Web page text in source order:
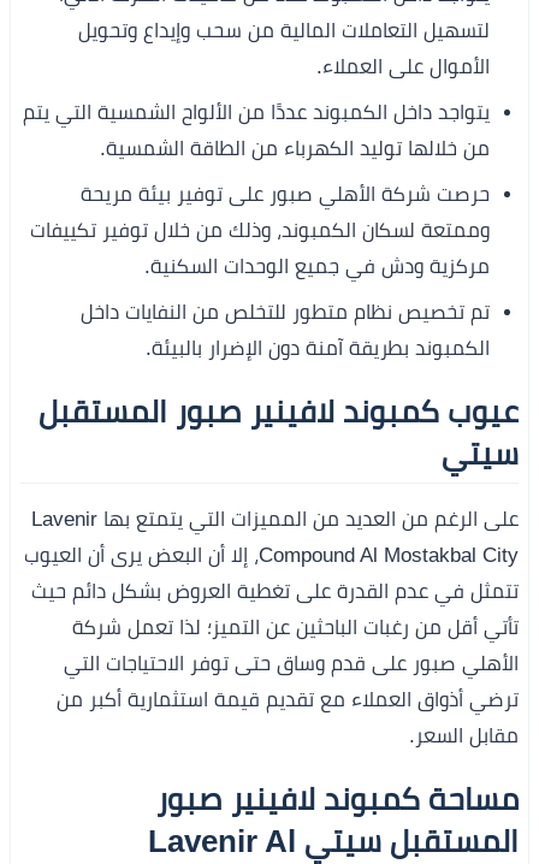
لتسهيل التعاملات المالية من سحب وإيداع وتحويل
الأموال على العملاء.
يتواجد داخل الكمبوند عددًا من الألواح الشمسية التي يتم
من خلالها توليد الكهرباء من الطاقة الشمسية.
حرصت شركة الأهلي صبور على توفير بيئة مريحة
وممتعة لسكان الكمبوند، وذلك من خلال توفير تكييفات
مركزية ودش في جميع الوحدات السكنية.
تم تخصيص نظام متطور للتخلص من النفايات داخل
الكمبوند بطريقة آمنة دون الإضرار بالبيئة.
عيوب كمبوند لافينير صبور المستقبل
سيتي
على الرغم من العديد من المميزات التي يتمتع بها Lavenir
Compound Al Mostakbal City، إلا أن البعض يرى أن العيوب
تتمثل في عدم القدرة على تغطية العروض بشكل دائم حيث
تأتي أقل من رغبات الباحثين عن التميز؛ لذا تعمل شركة
الأهلي صبور على قدم وساق حتى توفر الاحتياجات التي
ترضي أذواق العملاء مع تقديم قيمة استثمارية أكبر من
مقابل السعر.
مساحة كمبوند لافينير صبور
المستقبل سيتي Lavenir Al